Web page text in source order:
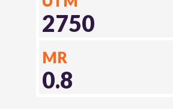
2750
MR
0.8